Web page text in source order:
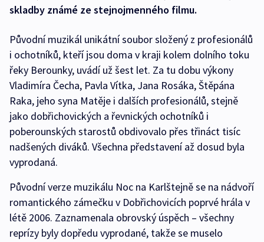
skladby známé ze stejnojmenného filmu.
Původní muzikál unikátní soubor složený z profesionálů
i ochotníků, kteří jsou doma v kraji kolem dolního toku
řeky Berounky, uvádí už šest let. Za tu dobu výkony
Vladimíra Čecha, Pavla Vítka, Jana Rosáka, Štěpána
Raka, jeho syna Matěje i dalších profesionálů, stejně
jako dobřichovických a řevnických ochotníků i
poberounských starostů obdivovalo přes třináct tisíc
nadšených diváků. Všechna představení až dosud byla
vyprodaná.
Původní verze muzikálu Noc na Karlštejně se na nádvoří
romantického zámečku v Dobřichovicích poprvé hrála v
létě 2006. Zaznamenala obrovský úspěch – všechny
reprízy byly dopředu vyprodané, takže se muselo